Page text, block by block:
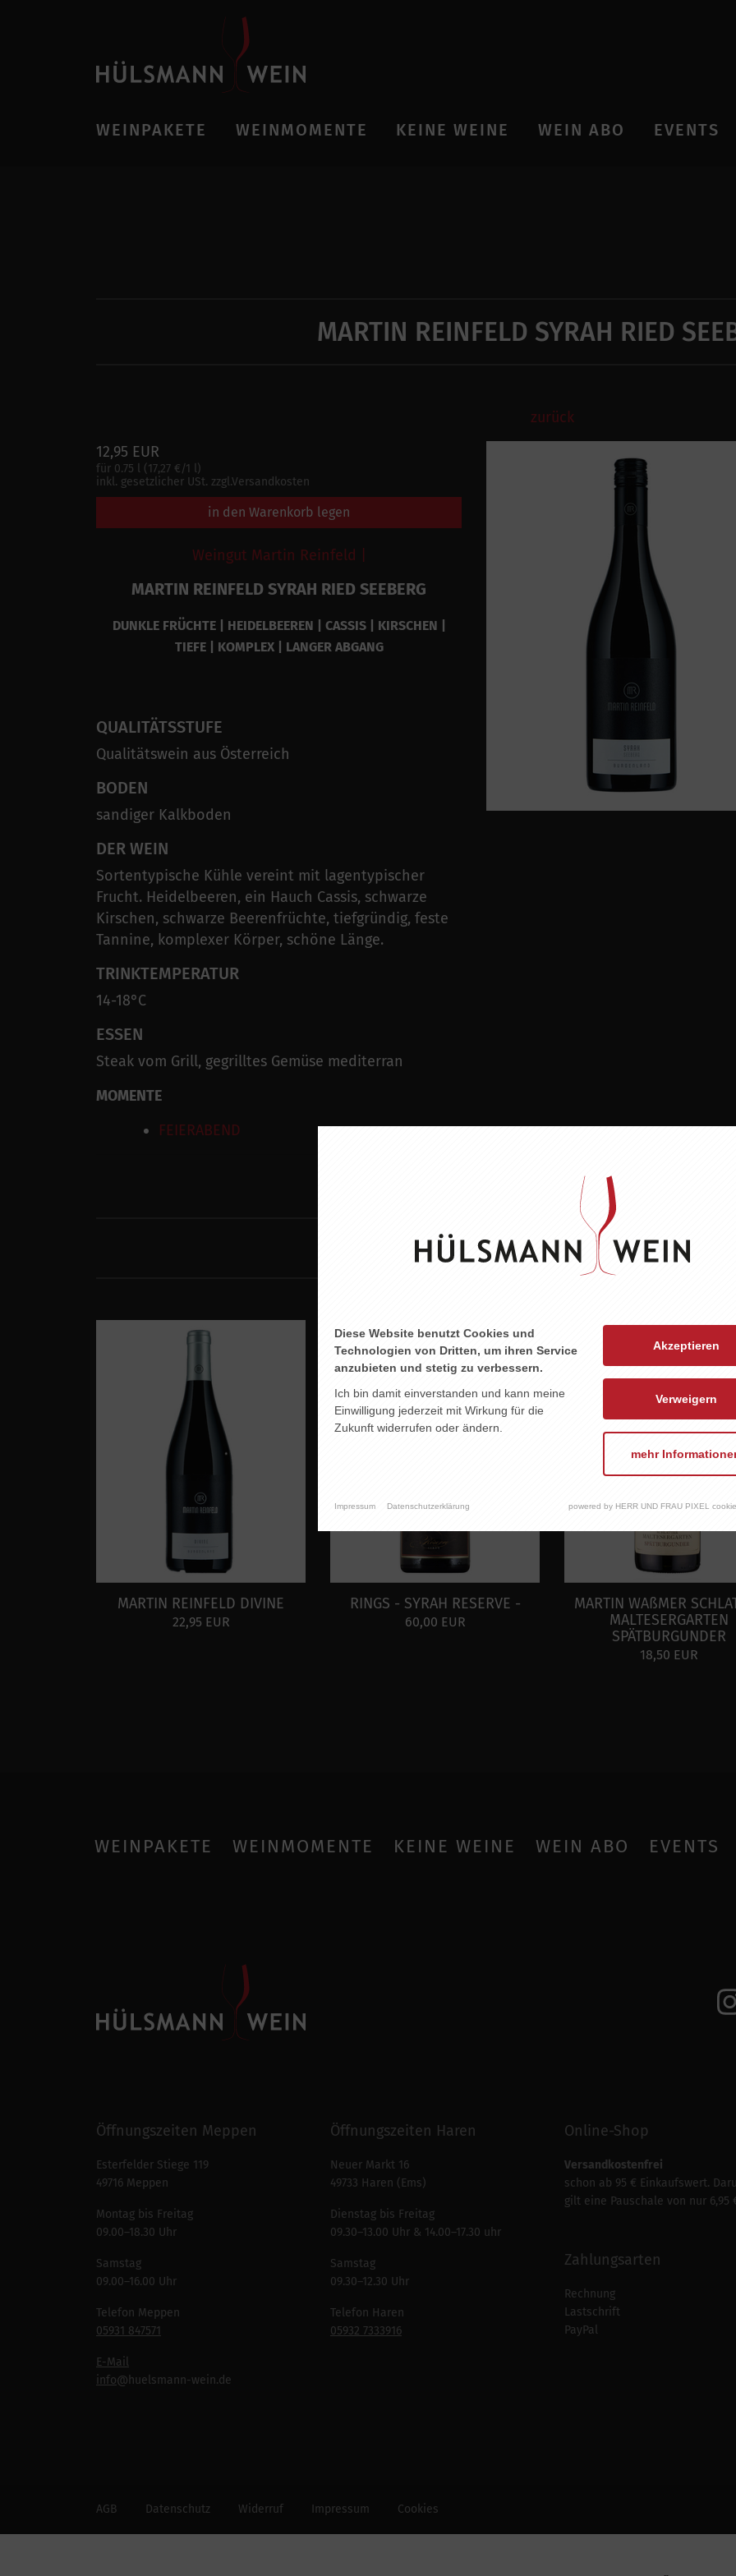
WEINPAKETE WEINMOMENTE KEINE WEINE WEIN ABO EVENTS
MARTIN REINFELD SYRAH RIED
zurück
12,95 EUR
für 0.75 l (17,27 €/1 l)
inkl. gesetzlicher USt. zzgl.Versandkosten
in den Warenkorb legen
Weingut Martin Reinfeld |
MARTIN REINFELD SYRAH RIED SEEBERG
DUNKLE FRÜCHTE | HEIDELBEEREN | CASSIS | KIRSCHEN |
TIEFE | KOMPLEX | LANGER ABGANG
QUALITÄTSSTUFE
Qualitätswein aus Österreich
BODEN
sandiger Kalkboden
DER WEIN
Sortentypische Kühle vereint mit lagentypischer
Frucht. Heidelbeeren, ein Hauch Cassis, schwarze
Kirschen, schwarze Beerenfrüchte, tiefgründig, feste
Tannine, komplexer Körper, schöne Länge.
TRINKTEMPERATUR
14-18°C
ESSEN
Steak vom Grill, gegrilltes Gemüse mediterran
MOMENTE
FEIERABEND
ZU DIESEM PRODUKT PASST ...
MARTIN REINFELD DIVINE
22,95 EUR
RINGS - SYRAH RESERVE -
60,00 EUR
MARTIN WAßMER
MALTESERGARTEN
SPÄTBURGUNDER
18,50 EUR
WEINPAKETE WEINMOMENTE KEINE WEINE WEIN ABO EVENTS
Öffnungszeiten Meppen
Esterfelder Stiege 119
49716 Meppen
Montag bis Freitag
09.00–18.30 Uhr
Samstag
09.00–16.00 Uhr
Telefon Meppen
05931 847571
E-Mail
info@huelsmann-wein.de
Öffnungszeiten Haren
Neuer Markt 16
49733 Haren (Ems)
Dienstag bis Freitag
09.30–13.00 Uhr & 14.00–17.30 uhr
Samstag
09.30–12.30 Uhr
Telefon Haren
05932 7333916
Online-Shop
Versandkostenfrei
schon ab 95 € Einkaufswert.
gilt eine Pauschale von nur 6,95
Zahlungsarten
Rechnung
Lastschrift
PayPal
AGB Datenschutz Widerruf Impressum Cookies
Diese Website benutzt Cookies und
Technologien von Dritten, um ihren Service
anzubieten und stetig zu verbessern.
Ich bin damit einverstanden und kann meine
Einwilligung jederzeit mit Wirkung für die
Zukunft widerrufen oder ändern.
Akzeptieren
Verweigern
mehr
Impressum Datenschutzerklärung powered by HERR UND FRAU PIXEL